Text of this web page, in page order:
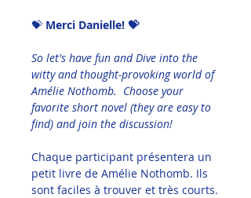
💝 Merci Danielle! 💝
So let's have fun and Dive into the
witty and thought-provoking world of
Amélie Nothomb.  Choose your
favorite short novel (they are easy to
find) and join the discussion!
Chaque participant présentera un
petit livre de Amélie Nothomb. Ils
sont faciles à trouver et très courts.